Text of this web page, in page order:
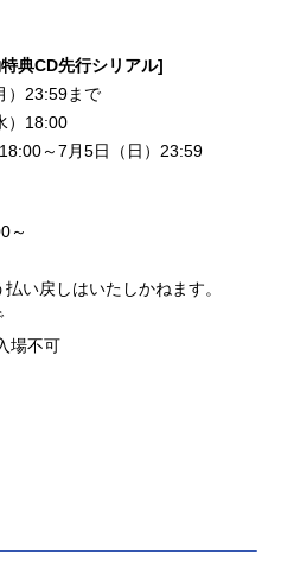
典CD先行シリアル]
）23:59まで
）18:00
～7月5日（日）23:59
～
い戻しはいたしかねます。
場不可